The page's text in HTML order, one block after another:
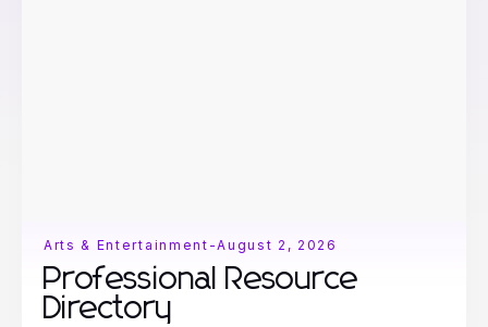
Arts & Entertainment -August 2, 2026
Professional Resource
Directory